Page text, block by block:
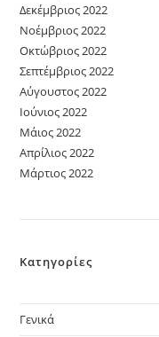
Δεκέμβριος 2022
Νοέμβριος 2022
Οκτώβριος 2022
Σεπτέμβριος 2022
Αύγουστος 2022
Ιούνιος 2022
Μάιος 2022
Απρίλιος 2022
Μάρτιος 2022
Κατηγορίες
Γενικά